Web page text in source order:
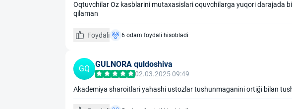
Oqtuvchilar Oz kasblarini mutaxasislari oquvchilarga yuqori darajada
qilaman
Foydali 6 odam foydali hisobladi
GQ GULNORA quldoshiva
02.03.2025 09:49
Akademiya sharoitlari yahashi ustozlar tushunmaganini ortiği bilan